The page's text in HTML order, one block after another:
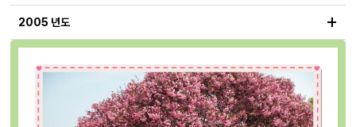
2005 년도 +